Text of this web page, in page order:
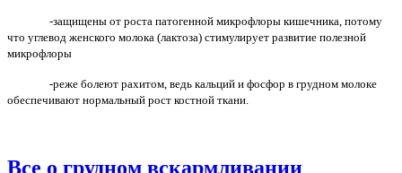
-защищены от роста патогенной микрофлоры кишечника, потому
что углевод женского молока (лактоза) стимулирует развитие полезной
микрофлоры
-реже болеют рахитом, ведь кальций и фосфор в грудном молоке
обеспечивают нормальный рост костной ткани.
Все о грудном вскармливании